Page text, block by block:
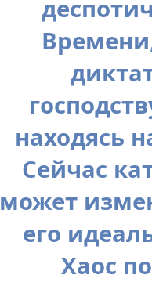
находясь
Сейчас
может
его
Хаос